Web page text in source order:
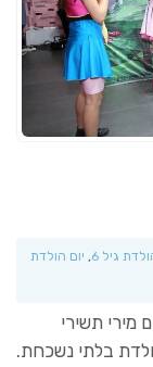
גיל 6 , יום הולדת
תשירי
בלתי נשכחת.